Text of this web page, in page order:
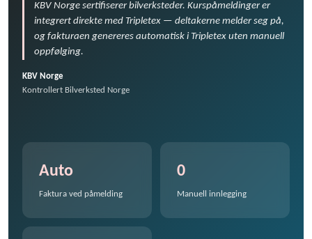
KBV Norge sertifiserer bilverksteder. Kurspåmeldinger er
integrert direkte med Tripletex — deltakerne melder seg på,
og fakturaen genereres automatisk i Tripletex uten manuell
oppfølging.
KBV Norge
Kontrollert Bilverksted Norge
Auto
Faktura ved påmelding
0
Manuell innlegging